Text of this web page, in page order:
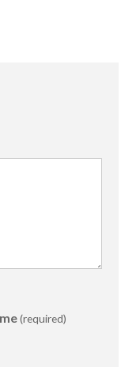
(required)